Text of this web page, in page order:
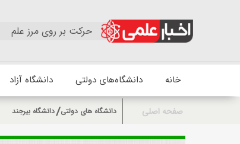
حرکت بر روی مرز علم
خانه دانشگاه‌های دولتی دانشگاه آزاد
صفحه اصلی دانشگاه های دولتی دانشگاه بیرجند